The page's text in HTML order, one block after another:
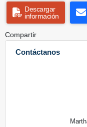
Descargar
información
Compartir
Contáctanos